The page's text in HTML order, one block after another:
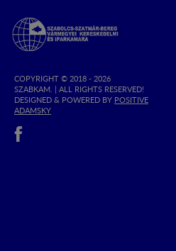
Szabolcs-
Szatmár-
Bereg
Kereskedelmi
és
Iparkamara
COPYRIGHT © 2018 - 2026
SZABKAM. | ALL RIGHTS RESERVED!
DESIGNED & POWERED BY POSITIVE
ADAMSKY(OPEN